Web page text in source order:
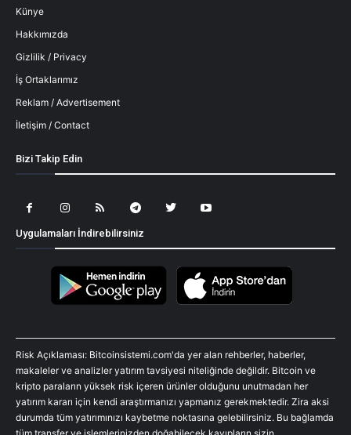
Künye
Hakkımızda
Gizlilik / Privacy
İş Ortaklarımız
Reklam / Advertisement
İletişim / Contact
Bizi Takip Edin
Uygulamaları İndirebilirsiniz
Risk Açıklaması: Bitcoinsistemi.com'da yer alan rehberler, haberler,
makaleler ve analizler yatırım tavsiyesi niteliğinde değildir. Bitcoin ve
kripto paraların yüksek risk içeren ürünler olduğunu unutmadan her
yatırım kararı için kendi araştırmanızı yapmanız gerekmektedir. Zira aksi
durumda tüm yatırımınızı kaybetme noktasına gelebilirsiniz. Bu bağlamda